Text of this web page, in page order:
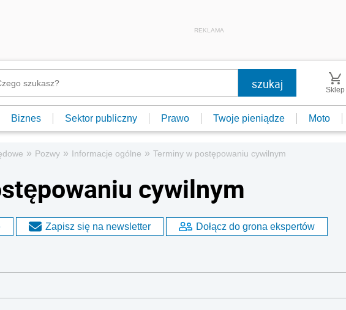
REKLAMA
Sklep
Biznes Sektor publiczny Prawo Twoje pieniądze Moto
» Pozwy » Informacje ogólne » Terminy w postępowaniu cywilnym
cywilnym
Zapisz się na newsletter Dołącz do grona ekspertów